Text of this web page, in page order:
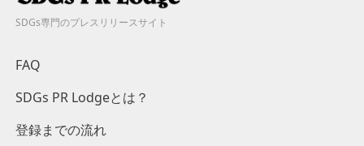
SDGs専門のプレスリリースサイト
FAQ
SDGs PR Lodgeとは？
登録までの流れ